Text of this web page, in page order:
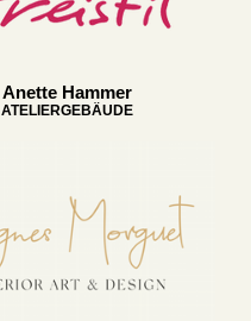
Anette Hammer
ATELIERGEBÄUDE